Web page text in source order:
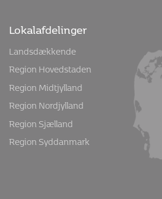
Lokalafdelinger
Landsdækkende
Region Hovedstaden
Region Midtjylland
Region Nordjylland
Region Sjælland
Region Syddanmark